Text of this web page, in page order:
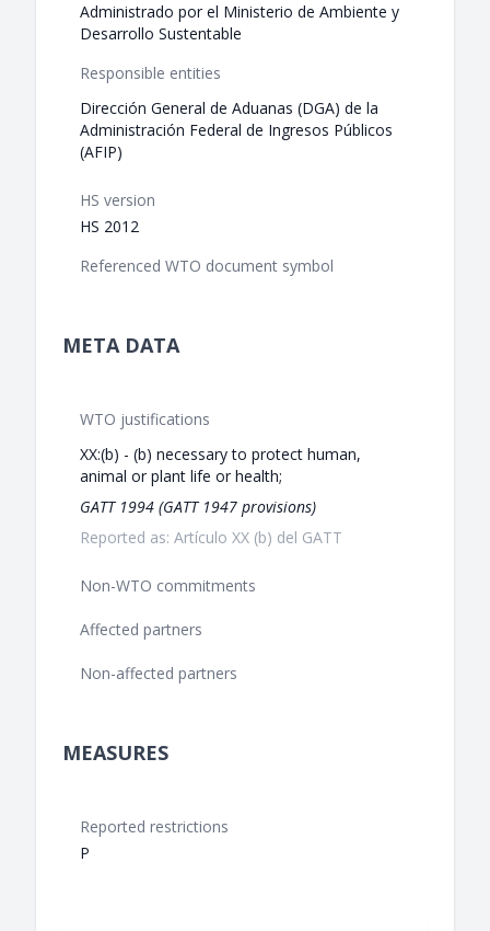
Administrado por el Ministerio de Ambiente y
Desarrollo Sustentable
Responsible entities
Dirección General de Aduanas (DGA) de la
Administración Federal de Ingresos Públicos
(AFIP)
HS version
HS 2012
Referenced WTO document symbol
META DATA
WTO justifications
XX:(b) - (b) necessary to protect human,
animal or plant life or health;
GATT 1994 (GATT 1947 provisions)
Reported as: Artículo XX (b) del GATT
Non-WTO commitments
Affected partners
Non-affected partners
MEASURES
Reported restrictions
P